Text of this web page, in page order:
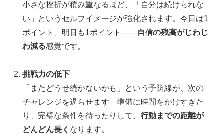
小さな挫折が積み重なるほど、「自分は続けられな
い」というセルフイメージが強化されます。今日は1
ポイント、明日も1ポイント——自信の残高がじわじ
わ減る感覚です。
挑戦力の低下
「またどうせ続かないかも」という予防線が、次の
チャレンジを遅らせます。準備に時間をかけすぎた
り、完璧な条件を待ったりして、行動までの距離が
どんどん長く なります。